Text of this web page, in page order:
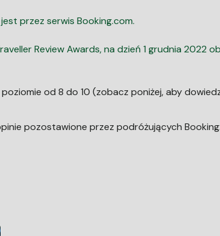
przez serwis Booking.com.
Review Awards, na dzień 1 grudnia 2022
od 8 do 10 (zobacz poniżej, aby
pozostawione przez podróżujących